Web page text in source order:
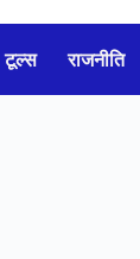
टूल्स राजनीति